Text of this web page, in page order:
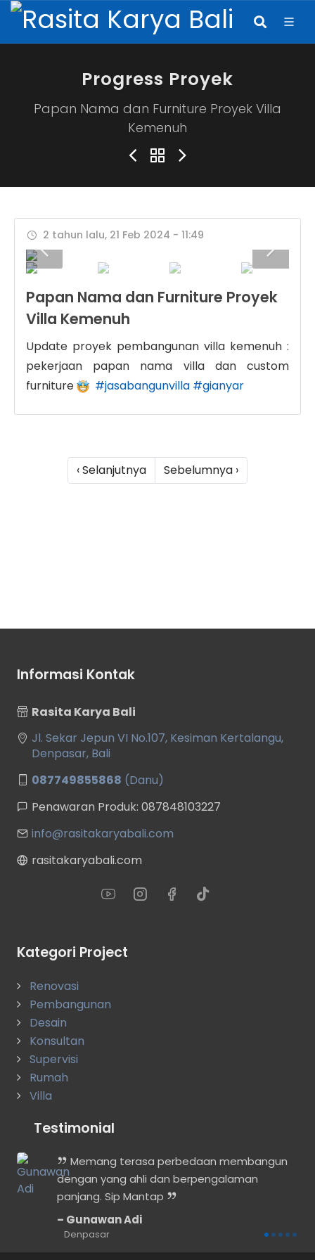
Progress Proyek
Papan Nama dan Furniture Proyek Villa
Kemenuh
2 tahun lalu, 21 Feb 2024 - 11:49
Papan Nama dan Furniture Proyek
Villa Kemenuh
Update proyek pembangunan villa kemenuh :
pekerjaan papan nama villa dan custom
furniture
#jasabangunvilla #gianyar
‹ Selanjutnya Sebelumnya ›
Informasi Kontak
Rasita Karya Bali
Jl. Sekar Jepun VI No.107, Kesiman Kertalangu,
Denpasar, Bali
087749855868 (Danu)
Penawaran Produk: 087848103227
info@rasitakaryabali.com
rasitakaryabali.com
Kategori Project
Renovasi
Pembangunan
Desain
Konsultan
Supervisi
Rumah
Villa
Testimonial
Memang terasa perbedaan membangun
dengan yang ahli dan berpengalaman
panjang. Sip Mantap
Gunawan Adi
Denpasar